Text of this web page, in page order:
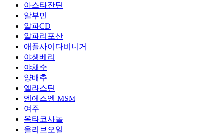
아스타잔틴
알부민
알파CD
알파리포산
애플사이다비니거
야생베리
야채수
양배추
엘라스틴
엠에스엠 MSM
여주
옥타코사놀
올리브오일